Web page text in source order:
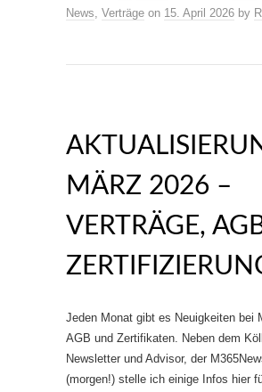
News, Verträge on 15. April 2026 by
MÄRZ 2026 –
VERTRÄGE,
Jeden Monat gibt es Neuigkeiten bei
AGB und Zertifikaten. Neben dem
Newsletter und Advisor, der
(morgen!) stelle ich einige Infos hier